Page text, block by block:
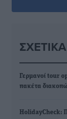
ΣΧΕΤΙΚΆ
Γερμανοί tour
πακέτα
HolidayCheck: